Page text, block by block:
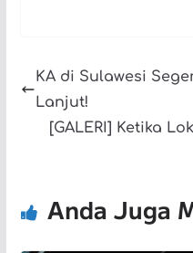
KA di Sulawesi
Lanjut!
[GALERI] Ketika
Anda Juga